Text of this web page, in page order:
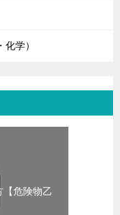
学）
【危険物乙